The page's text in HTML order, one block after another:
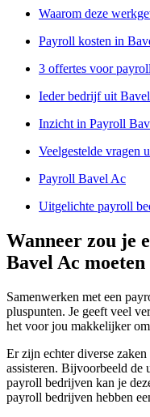
Waarom deze
Payroll kosten in
3 offertes voor
Ieder bedrijf uit
Inzicht in Payroll
Veelgestelde vragen
Payroll Bavel Ac
Uitgelichte payroll
Wanneer zou je
Bavel Ac
Samenwerken met een
pluspunten. Je geeft veel
het voor jou makkelijker
Er zijn echter diverse
assisteren. Bijvoorbeeld de
payroll bedrijven kan je
payroll bedrijven hebben